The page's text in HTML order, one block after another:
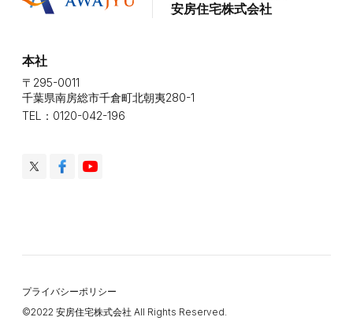
安房住宅株式会社
本社
〒295-0011
千葉県南房総市千倉町北朝夷280-1
TEL：0120-042-196
プライバシーポリシー
©️2022 安房住宅株式会社 All Rights Reserved.